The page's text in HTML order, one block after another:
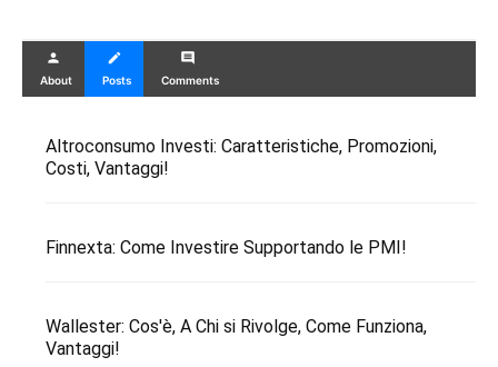
person
About
create
Posts
comment
Comments
Altroconsumo Investi: Caratteristiche, Promozioni,
Costi, Vantaggi!
Finnexta: Come Investire Supportando le PMI!
Wallester: Cos'è, A Chi si Rivolge, Come Funziona,
Vantaggi!